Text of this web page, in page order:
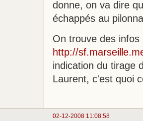
donne, on va dire
échappés au
On trouve des
http://
indication du tirage
Laurent, c'est quoi
02-12-2008 11:08:58